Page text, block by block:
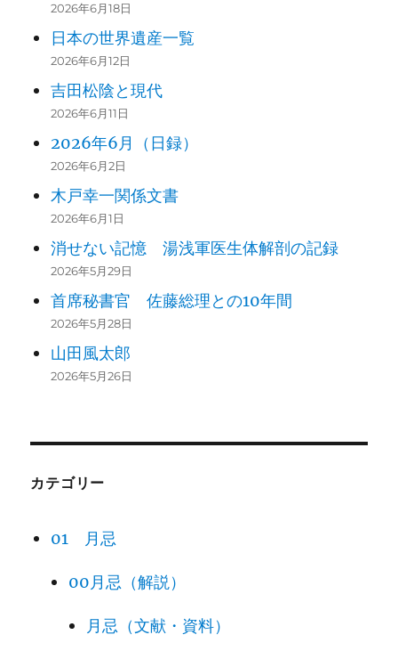
2026年6月18日
日本の世界遺産一覧
2026年6月12日
吉田松陰と現代
2026年6月11日
2026年6月（日録）
2026年6月2日
木戸幸一関係文書
2026年6月1日
消せない記憶 湯浅軍医生体解剖の記録
2026年5月29日
首席秘書官 佐藤総理との10年間
2026年5月28日
山田風太郎
2026年5月26日
カテゴリー
01 月忌
00月忌（解説）
月忌（文献・資料）